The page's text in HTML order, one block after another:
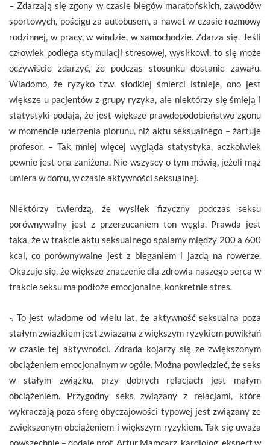
– Zdarzają się zgony w czasie biegów maratońskich, zawodów
sportowych, pościgu za autobusem, a nawet w czasie rozmowy
rodzinnej, w pracy, w windzie, w samochodzie. Zdarza się. Jeśli
człowiek podlega stymulacji stresowej, wysiłkowi, to się może
oczywiście zdarzyć, że podczas stosunku dostanie zawału.
Wiadomo, że ryzyko tzw. słodkiej śmierci istnieje, ono jest
większe u pacjentów z grupy ryzyka, ale niektórzy się śmieją i
statystyki podają, że jest większe prawdopodobieństwo zgonu
w momencie uderzenia piorunu, niż aktu seksualnego – żartuje
profesor. – Tak mniej więcej wygląda statystyka, aczkolwiek
pewnie jest ona zaniżona. Nie wszyscy o tym mówią, jeżeli mąż
umiera w domu, w czasie aktywności seksualnej.
Niektórzy twierdzą, że wysiłek fizyczny podczas seksu
porównywalny jest z przerzucaniem ton węgla. Prawda jest
taka, że w trakcie aktu seksualnego spalamy między 200 a 600
kcal, co porównywalne jest z bieganiem i jazdą na rowerze.
Okazuje się, że większe znaczenie dla zdrowia naszego serca w
trakcie seksu ma podłoże emocjonalne, konkretnie stres.
-. To jest wiadome od wielu lat, że aktywność seksualna poza
stałym związkiem jest związana z większym ryzykiem powikłań
w czasie tej aktywności. Zdrada kojarzy się ze zwiększonym
obciążeniem emocjonalnym w ogóle. Można powiedzieć, że seks
w stałym związku, przy dobrych relacjach jest małym
obciążeniem. Przygodny seks związany z relacjami, które
wykraczają poza sferę obyczajowości typowej jest związany ze
zwiększonym obciążeniem i większym ryzykiem. Tak się uważa
powszechnie – dodaje prof. Artur Mamcarz, kardiolog, ekspert w